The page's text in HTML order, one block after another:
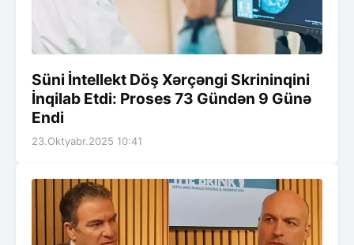
Süni İntellekt Döş Xərçəngi Skrininqini
İnqilab Etdi: Proses 73 Gündən 9 Günə
Endi
23.Oktyabr.2025 10:41